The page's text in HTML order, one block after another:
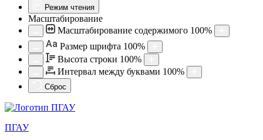
Режим чтения
Масштабирование
Масштабирование содержимого 100%
Aa Размер шрифта 100%
Высота строки 100%
Интервал между буквами 100%
Сброс
ПГАУ